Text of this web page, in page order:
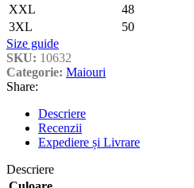
XXL
48
3XL
50
Size guide
SKU: 10632
Categorie: Maiouri
Share:
Descriere
Recenzii
Expediere și Livrare
Descriere